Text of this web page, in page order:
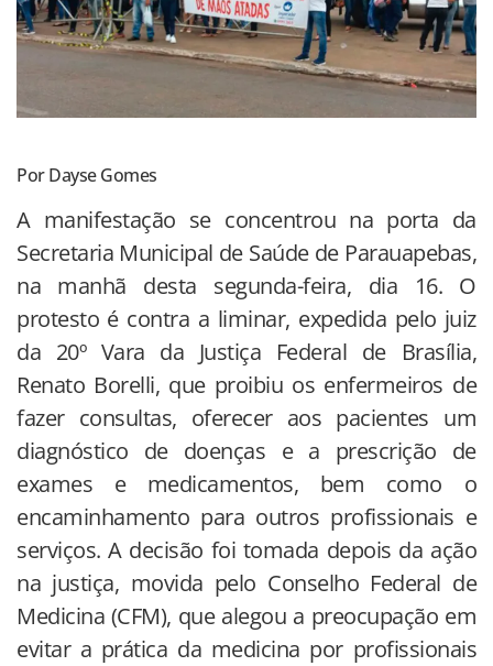
Por Dayse Gomes
A manifestação se concentrou na porta da
Secretaria Municipal de Saúde de Parauapebas,
na manhã desta segunda-feira, dia 16. O
protesto é contra a liminar, expedida pelo juiz
da 20º Vara da Justiça Federal de Brasília,
Renato Borelli, que proibiu os enfermeiros de
fazer consultas, oferecer aos pacientes um
diagnóstico de doenças e a prescrição de
exames e medicamentos, bem como o
encaminhamento para outros profissionais e
serviços. A decisão foi tomada depois da ação
na justiça, movida pelo Conselho Federal de
Medicina (CFM), que alegou a preocupação em
evitar a prática da medicina por profissionais